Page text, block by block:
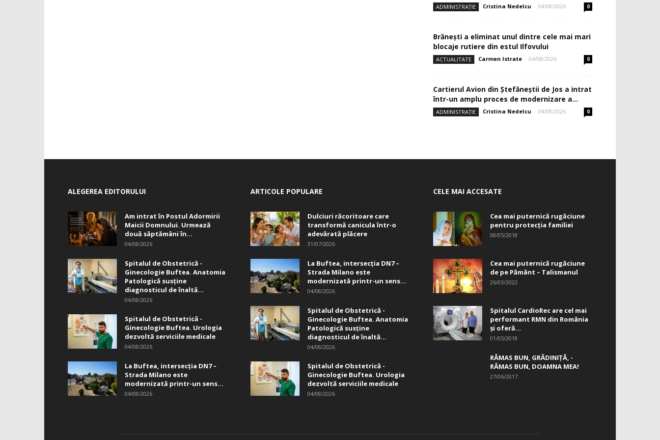
ADMINISTRAȚIE Cristina Nedelcu - 04/08/2026 0
Brănești a eliminat unul dintre cele mai mari
blocaje rutiere din estul Ilfovului
ACTUALITATE Carmen Istrate - 04/08/2026 0
Cartierul Avion din Ştefăneştii de Jos a intrat
într-un amplu proces de modernizare a...
ADMINISTRAȚIE Cristina Nedelcu - 04/08/2026 0
ALEGEREA EDITORULUI
Am intrat în Postul Adormirii
Maicii Domnului. Urmează
două săptămâni în...
04/08/2026
Spitalul de Obstetrică -
Ginecologie Buftea. Anatomia
Patologică susţine
diagnosticul de înaltă...
04/08/2026
Spitalul de Obstetrică -
Ginecologie Buftea. Urologia
dezvoltă serviciile medicale
04/08/2026
La Buftea, intersecţia DN7 –
Strada Milano este
modernizată printr-un sens...
04/08/2026
ARTICOLE POPULARE
Dulciuri răcoritoare care
transformă canicula într-o
adevărată plăcere
31/07/2026
La Buftea, intersecţia DN7 –
Strada Milano este
modernizată printr-un sens...
04/08/2026
Spitalul de Obstetrică -
Ginecologie Buftea. Anatomia
Patologică susţine
diagnosticul de înaltă...
04/08/2026
Spitalul de Obstetrică -
Ginecologie Buftea. Urologia
dezvoltă serviciile medicale
04/08/2026
CELE MAI ACCESATE
Cea mai puternică rugăciune
pentru protecția familiei
08/05/2018
Cea mai puternică rugăciune
de pe Pământ – Talismanul
26/03/2022
Spitalul CardioRec are cel mai
performant RMN din România
și oferă...
01/05/2018
RĂMAS BUN, GRĂDINIŢĂ, ­
RĂMAS BUN, DOAMNA MEA!
27/06/2017